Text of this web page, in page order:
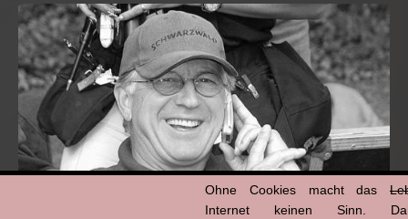
Ohne Cookies macht das
Internet keinen Sinn.